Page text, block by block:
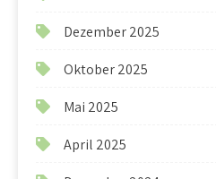
Dezember 2025
Oktober 2025
Mai 2025
April 2025